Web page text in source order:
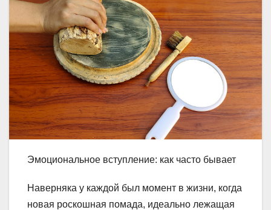
Эмоциональное вступление: как часто бывает
Наверняка у каждой был момент в жизни, когда
новая роскошная помада, идеально лежащая